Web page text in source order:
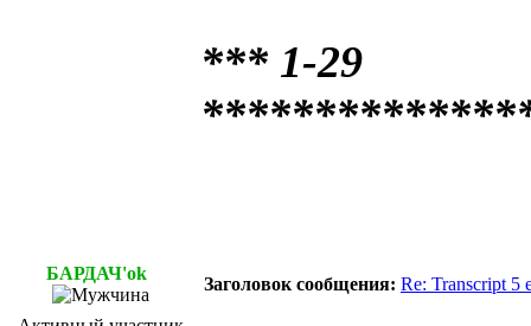
*** 1-29
БАРДАЧ'ok
Заголовок сообщения: Re: Transcript 5